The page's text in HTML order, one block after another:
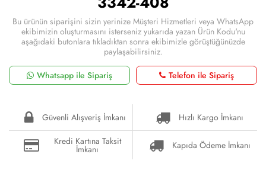
Bu ürünün siparişini sizin yerinize Müşteri Hizmetleri veya WhatsApp
ekibimizin oluşturmasını isterseniz yukarıda yazan Ürün Kodu'nu
aşağıdaki butonlara tıkladıktan sonra ekibimizle görüştüğünüzde
paylaşabilirsiniz.
Whatsapp ile Sipariş
Telefon ile Sipariş
Güvenli Alışveriş İmkanı
Hızlı Kargo İmkanı
Kredi Kartına Taksit
İmkanı Kapıda Ödeme İmkanı